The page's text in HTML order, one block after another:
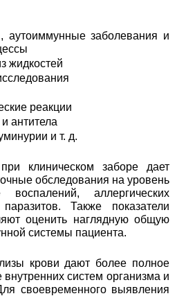
аутоиммунные заболевания и
жидкостей
реакции
антитела
и т. д.
клиническом заборе дает
обследования на уровень
воспалений, аллергических
Также показатели
оценить наглядную общую
системы пациента.
крови дают более полное
систем организма и
своевременного выявления